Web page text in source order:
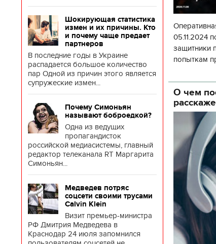
Шокирующая статистика
измен и их причины. Кто
и почему чаще предает
партнеров
В последние годы в Украине
распадается большое количество
пар Одной из причин этого является
супружеские измен...
Почему Симоньян
называют боброедкой?
Одна из ведущих
пропагандисток
российской медиасистемы, главный
редактор телеканала RT Маргарита
Симоньян...
Медведев потряс
соцсети своими трусами
Calvin Klein
Визит премьер-министра
РФ Дмитрия Медведева в
Краснодар 24 июля запомнился
05.11.2024
защитники
попыткам
истощая п
О чем